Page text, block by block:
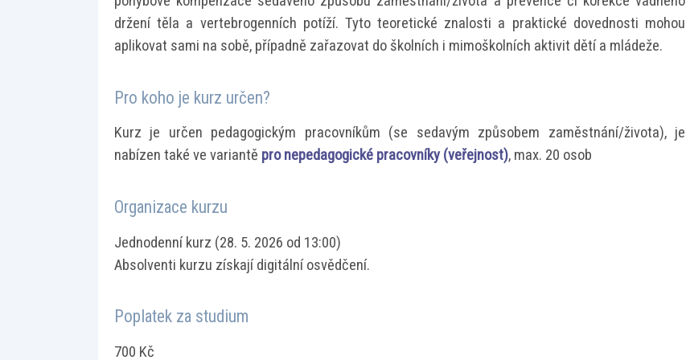
držení těla a vertebrogenních potíží. Tyto teoretické znalosti a praktické dovednosti mohou
aplikovat sami na sobě, případně zařazovat do školních i mimoškolních aktivit dětí a mládeže.
Pro koho je kurz určen?
Kurz je určen pedagogickým pracovníkům (se sedavým způsobem zaměstnání/života), je
nabízen také ve variantě pro nepedagogické pracovníky (veřejnost), max. 20 osob
Organizace kurzu
Jednodenní kurz (28. 5. 2026 od 13:00)
Absolventi kurzu získají digitální osvědčení.
Poplatek za studium
700 Kč